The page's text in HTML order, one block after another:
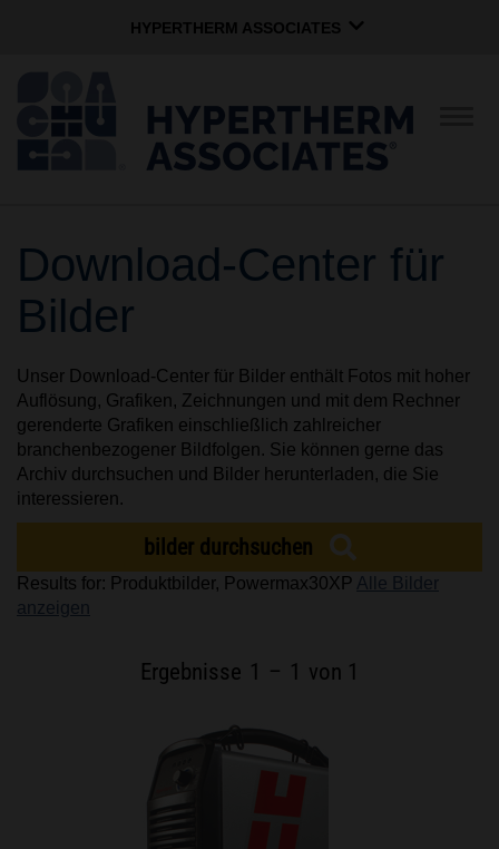
HYPERTHERM ASSOCIATES
Hypertherm-Plasma
OMAX-Wasserstrahl
UNTERNEHMEN
UNTERNEHMENSKULTUR
GEMEINNÜTZIGE
ARBEITEN
MARKEN
KARRIERE
Download-Center für
Bilder
Unser Download-Center für Bilder enthält Fotos mit hoher
Auflösung, Grafiken, Zeichnungen und mit dem Rechner
gerenderte Grafiken einschließlich zahlreicher
branchenbezogener Bildfolgen. Sie können gerne das
Archiv durchsuchen und Bilder herunterladen, die Sie
interessieren.
bilder durchsuchen
Results for: Produktbilder, Powermax30XP Alle Bilder
anzeigen
Ergebnisse 1 – 1 von 1